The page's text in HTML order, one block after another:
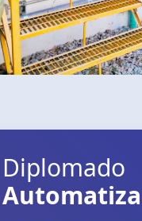
Diplomado